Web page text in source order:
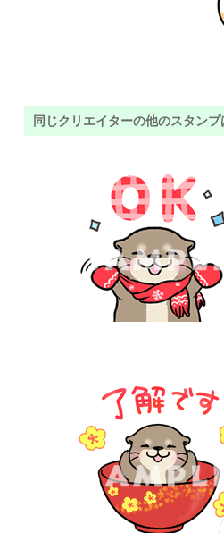
同じクリエイターの他のスタンプ